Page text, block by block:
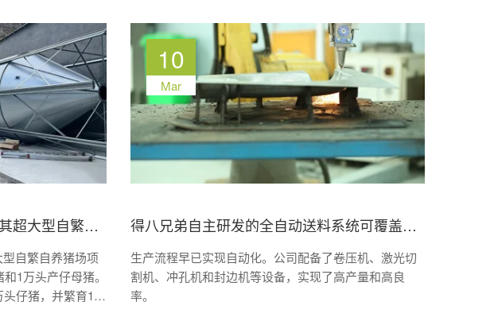
得八兄弟公司正在广东省建设其超大型自繁自养猪场项目
自繁自养猪场项
1万头产仔母猪。
仔猪，并繁育1.2
10
Mar
得八兄弟自主研发的全自动送料系统可覆盖D60、D102、D133、D160、D219和D270等多种管径，最大仰角可达45°
生产流程早已实现自动化。公司配备了卷压机、激光切
割机、冲孔机和封边机等设备，实现了高产量和高良
率。